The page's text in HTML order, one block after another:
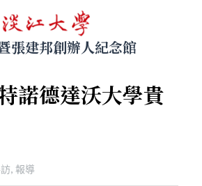
張建邦創辦人紀念館
諾德達沃大學貴
, 報導